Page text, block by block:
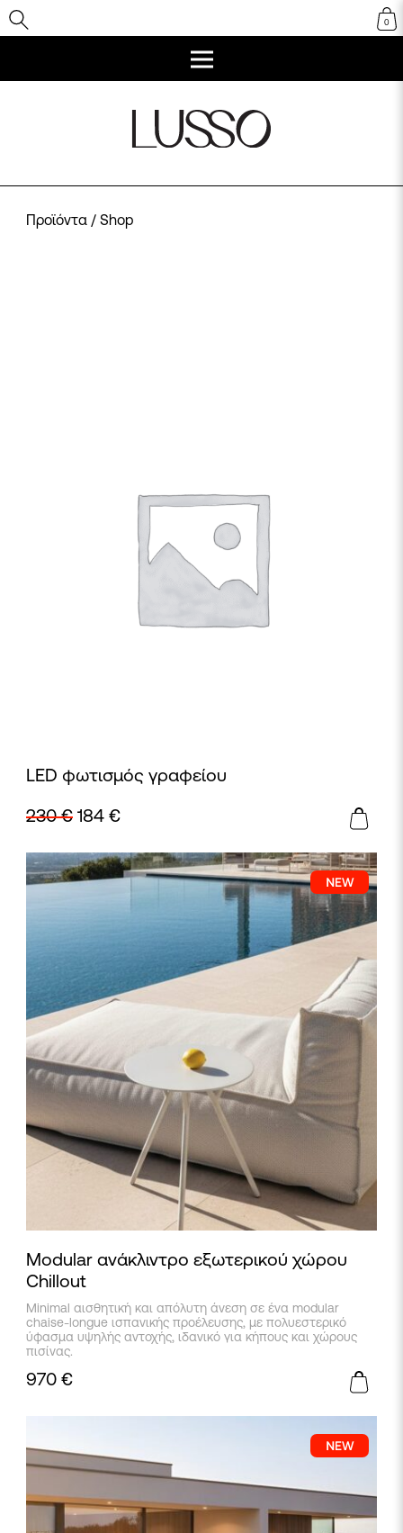
0
Προϊόντα / Shop
LED φωτισμός γραφείου
230€ 184 €
Modular ανάκλιντρο εξωτερικού χώρου
Chillout
Minimal αισθητική και απόλυτη άνεση σε ένα modular
chaise-longue ισπανικής προέλευσης, με πολυεστερικό
ύφασμα υψηλής αντοχής, ιδανικό για κήπους και χώρους
πισίνας.
970 €